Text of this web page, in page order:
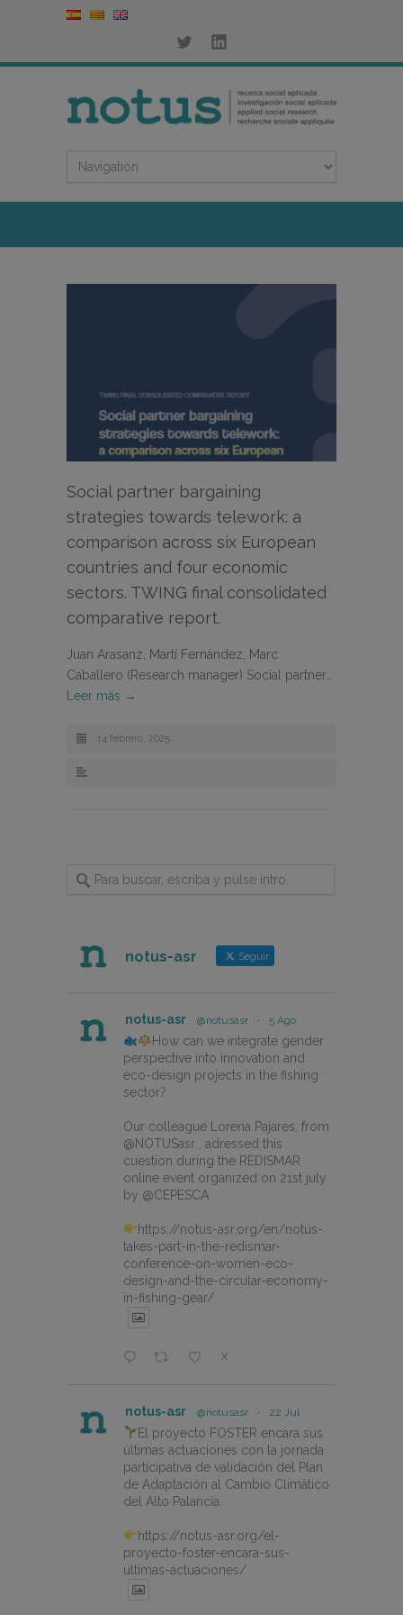
Social partner bargaining
strategies towards telework: a
comparison across six European
countries and four economic
sectors. TWING final consolidated
comparative report.
Juan Arasanz, Martí Fernández, Marc
Caballero (Research manager) Social partner…
Leer más →
14 febrero, 2025
notus-asr Seguir
notus-asr @notusasr · 5 Ago
How can we integrate gender
perspective into innovation and
eco-design projects in the fishing
sector?
Our colleague Lorena Pajares, from
@NOTUSasr , adressed this
cuestion during the REDISMAR
online event organized on 21st july
by @CEPESCA
https://notus-asr.org/en/notus-
takes-part-in-the-redismar-
conference-on-women-eco-
design-and-the-circular-economy-
in-fishing-gear/
X
notus-asr @notusasr · 22 Jul
El proyecto FOSTER encara sus
últimas actuaciones con la jornada
participativa de validación del Plan
de Adaptación al Cambio Climático
del Alto Palancia.
https://notus-asr.org/el-
proyecto-foster-encara-sus-
ultimas-actuaciones/